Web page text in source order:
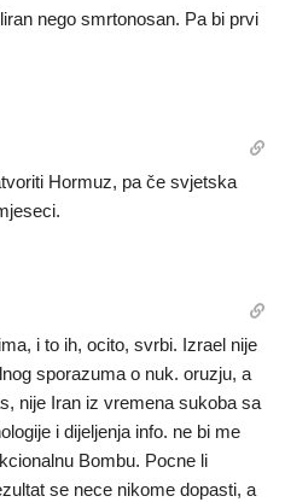
nego smrtonosan. Pa bi prvi
Hormuz, pa če svjetska
i to ih, ocito, svrbi. Izrael nije
sporazuma o nuk. oruzju, a
nije Iran iz vremena sukoba sa
i dijeljenja info. ne bi me
Bombu. Pocne li
se nece nikome dopasti, a